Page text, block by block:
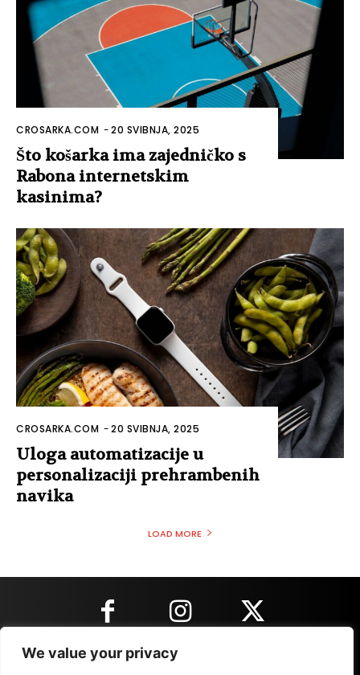
We value your privacy
CROSARKA.COM -20 SVIBNJA, 2025
Što košarka ima zajedničko s
Rabona internetskim
kasinima?
CROSARKA.COM -20 SVIBNJA, 2025
Uloga automatizacije u
personalizaciji prehrambenih
navika
LOAD MORE
KONTAKT INFORMACIJE